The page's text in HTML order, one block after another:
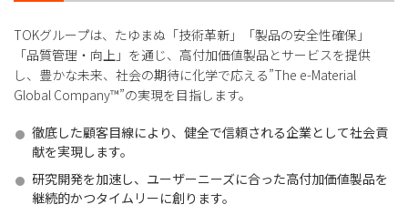
TOKグループは、たゆまぬ「技術革新」「製品の安全性確保」
「品質管理・向上」を通じ、高付加価値製品とサービスを提供
し、豊かな未来、社会の期待に化学で応える”The e-Material
Global Company™”の実現を目指します。
徹底した顧客目線により、健全で信頼される企業として社会貢
献を実現します。
研究開発を加速し、ユーザーニーズに合った高付加価値製品を
継続的かつタイムリーに創ります。